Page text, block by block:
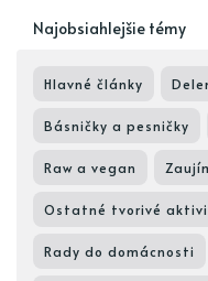
Najobsiahlejšie témy
Hlavné články
Básničky a pesničky
Raw a vegan
Ostatné tvorivé
Rady do domácnosti